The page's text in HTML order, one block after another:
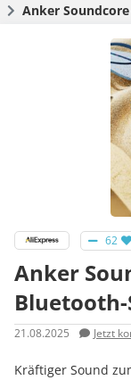
Anker Soundcore
62
Anker
21.08.2025 Jetzt
Kräftiger Sound